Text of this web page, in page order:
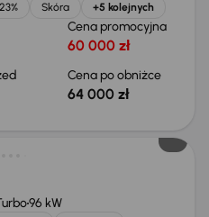
Skóra +5 kolejnych
Cena promocyjna
60 000 zł
Cena po obniżce
64 000 zł
96 kW